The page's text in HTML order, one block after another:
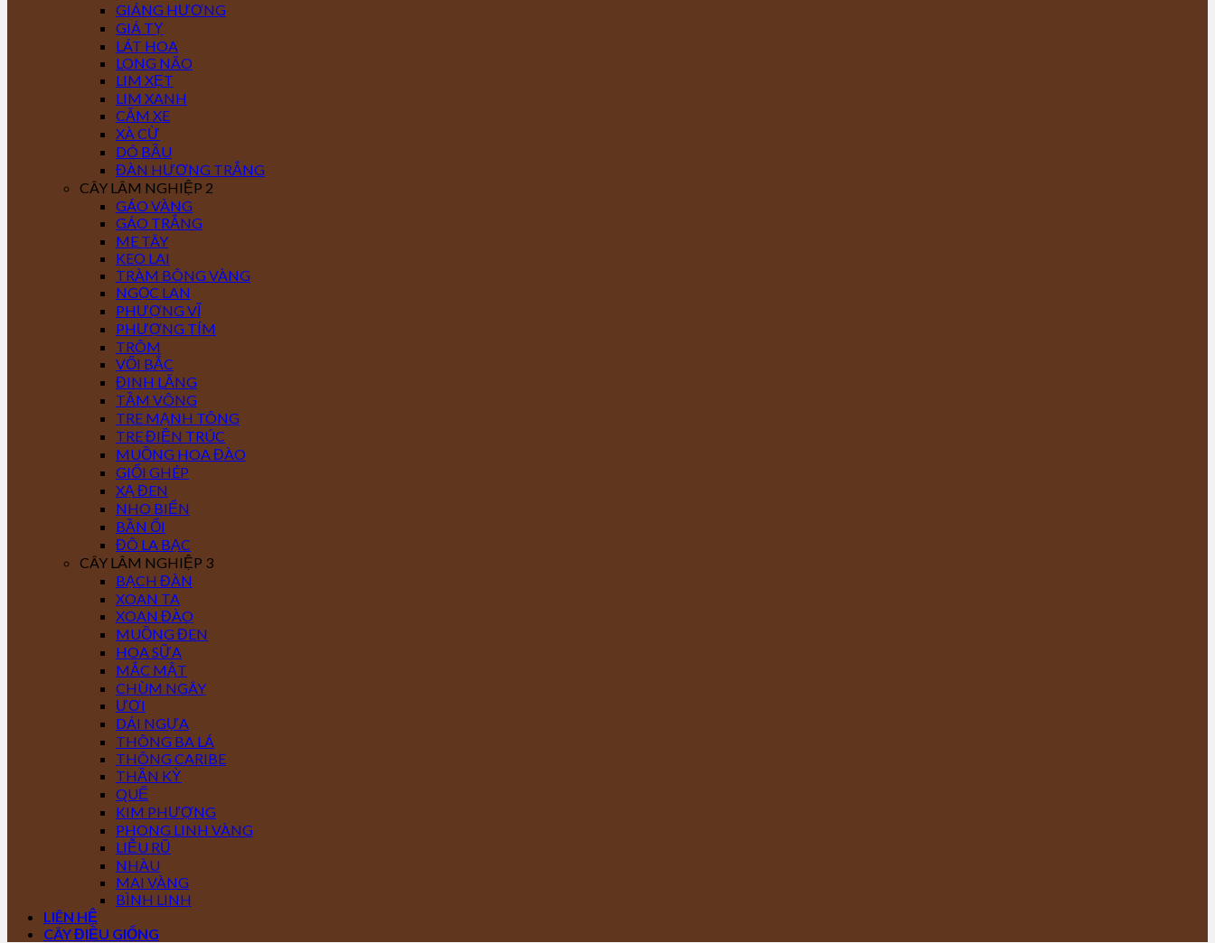
GIÁNG HƯƠNG
GIÁ TỴ
LÁT HOA
LONG NÃO
LIM XẸT
LIM XANH
CĂM XE
XÀ CỪ
DÓ BẦU
ĐÀN HƯƠNG TRẮNG
CÂY LÂM NGHIỆP 2
GÁO VÀNG
GÁO TRẮNG
ME TÂY
KEO LAI
TRÀM BÔNG VÀNG
NGỌC LAN
PHƯỢNG VĨ
PHƯỢNG TÍM
TRÔM
VỐI BẮC
ĐINH LĂNG
TẦM VÔNG
TRE MẠNH TÔNG
TRE ĐIỀN TRÚC
MUỒNG HOA ĐÀO
GIỔI GHÉP
XẠ ĐEN
NHO BIỂN
BẦN ỔI
ĐÔ LA BẠC
CÂY LÂM NGHIỆP 3
BẠCH ĐÀN
XOAN TA
XOAN ĐÀO
MUỒNG ĐEN
HOA SỮA
MẮC MẬT
CHÙM NGÂY
ƯƠI
DÁI NGỰA
THÔNG BA LÁ
THÔNG CARIBE
THẦN KỲ
QUẾ
KIM PHƯỢNG
PHONG LINH VÀNG
LIỄU RŨ
NHÀU
MAI VÀNG
BÌNH LINH
LIÊN HỆ
CÂY ĐIỀU GIỐNG